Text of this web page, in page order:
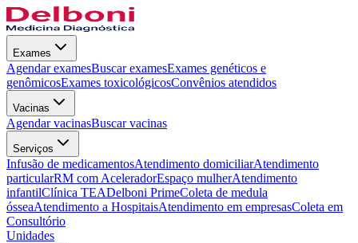
Exames
Agendar examesBuscar examesExames genéticos e
genômicosExames toxicológicosConvênios atendidos
Vacinas
Agendar vacinasBuscar vacinas
Serviços
Infusão de medicamentosAtendimento domiciliarAtendimento
particularRM com AceleradorEspaço mulherAtendimento
infantilClínica TEADelboni PrimeColeta de medula
ósseaAtendimento a HospitaisAtendimento em empresasColeta em
Consultório
Unidades